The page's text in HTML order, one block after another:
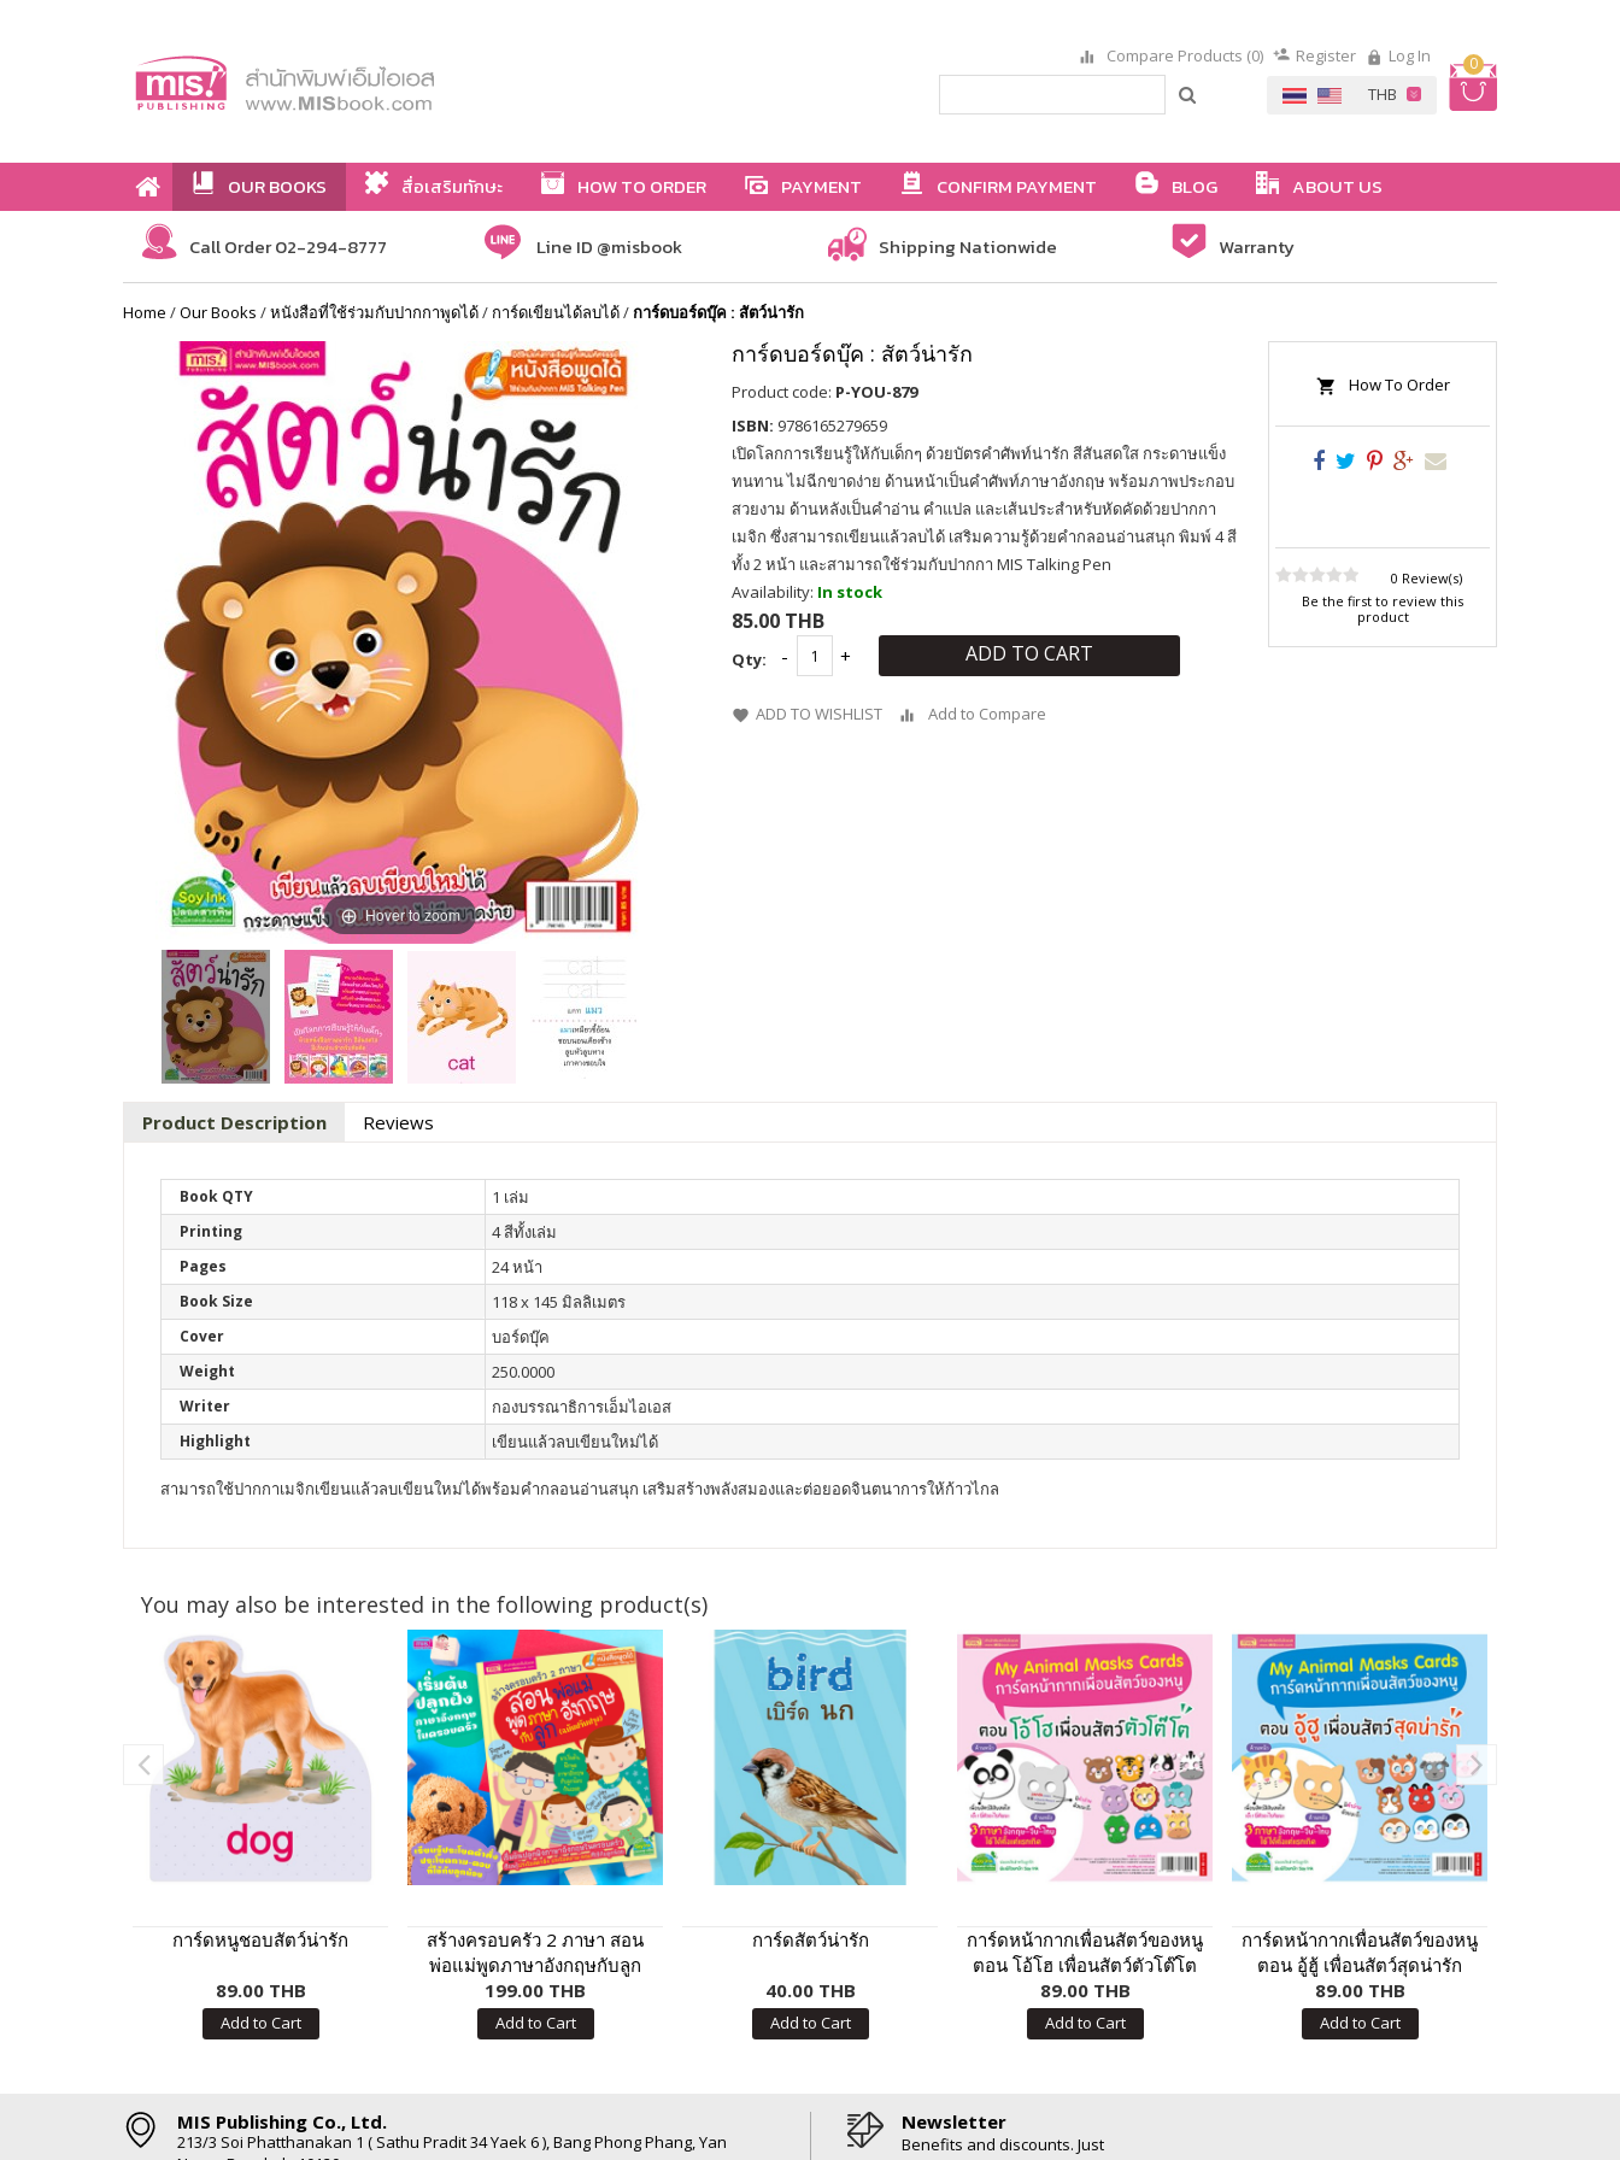
0
Compare Products (0) Register Log In
OUR BOOKS สื่อเสริมทักษะ HOW TO ORDER PAYMENT CONFIRM PAYMENT BLOG ABOUT US
Call Order 02-294-8777 Line ID @misbook Shipping Nationwide Warranty
Home /Our Books /หนังสือที่ใช้ร่วมกับปากกาพูดได้/ การ์ดเขียนได้ลบได้/การ์ดบอร์ดบุ๊ค : สัตว์น่ารัก
Hover to zoom
การ์ดบอร์ดบุ๊ค : สัตว์น่ารัก
Product code: P-YOU-879
ISBN: 9786165279659
เปิดโลกการเรียนรู้ให้กับเด็กๆ ด้วยบัตรคำศัพท์น่ารัก สีสันสดใส กระดาษแข็ง
ทนทาน ไม่ฉีกขาดง่าย ด้านหน้าเป็นคำศัพท์ภาษาอังกฤษ พร้อมภาพประกอบ
สวยงาม ด้านหลังเป็นคำอ่าน คำแปล และเส้นประสำหรับหัดคัดด้วยปากกา
เมจิก ซึ่งสามารถเขียนแล้วลบได้ เสริมความรู้ด้วยคำกลอนอ่านสนุก พิมพ์ 4 สี
ทั้ง 2 หน้า และสามารถใช้ร่วมกับปากกา MIS Talking Pen
Availability: In stock
85.00 THB
Qty: ADD TO CART
ADD TO WISHLIST Add to Compare
How To Order
0 Review(s)
Be the first to review this
product
Product Description Reviews
Book QTY 1 เล่ม
Printing 4 สีทั้งเล่ม
Pages 24 หน้า
Book Size 118 x 145 มิลลิเมตร
Cover บอร์ดบุ๊ค
Weight 250.0000
Writer กองบรรณาธิการเอ็มไอเอส
Highlight เขียนแล้วลบเขียนใหม่ได้
สามารถใช้ปากกาเมจิกเขียนแล้วลบเขียนใหม่ได้พร้อมคำกลอนอ่านสนุก เสริมสร้างพลังสมองและต่อยอดจินตนาการให้ก้าวไกล
You may also be interested in the following product(s)
การ์ดหนูชอบสัตว์น่ารัก
89.00 THB
Add to Cart
สร้างครอบครัว 2 ภาษา สอน
พ่อแม่พูดภาษาอังกฤษกับลูก
ฉบับปรับปรุง
199.00 THB
Add to Cart
การ์ดสัตว์น่ารัก
40.00 THB
Add to Cart
การ์ดหน้ากากเพื่อนสัตว์ของหนู
ตอน โอ้โฮ เพื่อนสัตว์ตัวโต๊โต
89.00 THB
Add to Cart
การ์ดหน้ากากเพื่อนสัตว์ของหนู
ตอน อู้ฮู้ เพื่อนสัตว์สุดน่ารัก
89.00 THB
Add to Cart
MIS Publishing Co., Ltd.
213/3 Soi Phatthanakan 1 ( Sathu Pradit 34 Yaek 6 ), Bang Phong Phang, Yan
Newsletter
Benefits and discounts. Just